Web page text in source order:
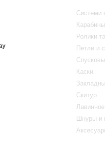
Системи
Карабины
Ролики
Петли и
Каски
Скитур
Шнуры и